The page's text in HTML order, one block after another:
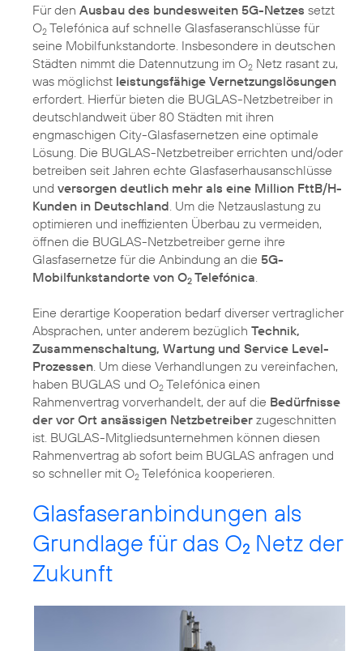
Für den Ausbau des bundesweiten 5G-Netzes setzt
O2 Telefónica auf schnelle Glasfaseranschlüsse für
seine Mobilfunkstandorte. Insbesondere in deutschen
Städten nimmt die Datennutzung im O2 Netz rasant zu,
was möglichst leistungsfähige Vernetzungslösungen
erfordert. Hierfür bieten die BUGLAS-Netzbetreiber in
deutschlandweit über 80 Städten mit ihren
engmaschigen City-Glasfasernetzen eine optimale
Lösung. Die BUGLAS-Netzbetreiber errichten und/oder
betreiben seit Jahren echte Glasfaserhausanschlüsse
und versorgen deutlich mehr als eine Million FttB/H-
Kunden in Deutschland . Um die Netzauslastung zu
optimieren und ineffizienten Überbau zu vermeiden,
öffnen die BUGLAS-Netzbetreiber gerne ihre
Glasfasernetze für die Anbindung an die 5G-
Mobilfunkstandorte von O2 Telefónica
Eine derartige Kooperation bedarf diverser vertraglicher
Absprachen, unter anderem bezüglich Technik,
Zusammenschaltung, Wartung und Service Level-
Prozessen . Um diese Verhandlungen zu vereinfachen,
haben BUGLAS und O2 Telefónica einen
Rahmenvertrag vorverhandelt, der auf die Bedürfnisse
der vor Ort ansässigen Netzbetreiber zugeschnitten
ist. BUGLAS-Mitgliedsunternehmen können diesen
Rahmenvertrag ab sofort beim BUGLAS anfragen und
so schneller mit O2 Telefónica kooperieren.
Glasfaseranbindungen als
Grundlage für das O2 Netz der
Zukunft